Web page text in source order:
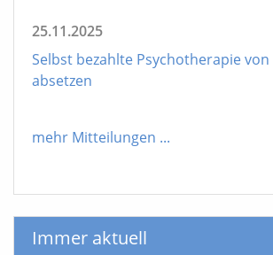
25.11.2025
Selbst bezahlte Psychotherapie
absetzen
mehr Mitteilungen ...
Immer aktuell